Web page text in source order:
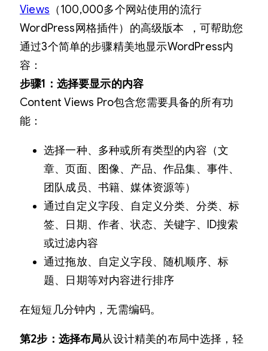
Views （100,000多个网站使用的流行
WordPress网格插件）的高级版本 ，可帮助您
通过3个简单的步骤精美地显示WordPress内
容：
步骤1：选择要显示的内容
Content Views Pro包含您需要具备的所有功
能：
选择一种、多种或所有类型的内容（文
章、页面、图像、产品、作品集、事件、
团队成员、书籍、媒体资源等）
通过自定义字段、自定义分类、分类、标
签、日期、作者、状态、关键字、ID搜索
或过滤内容
通过拖放、自定义字段、随机顺序、标
题、日期等对内容进行排序
在短短几分钟内，无需编码。
第2步：选择布局从设计精美的布局中选择，轻